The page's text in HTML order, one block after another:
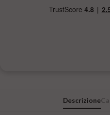
Descrizione